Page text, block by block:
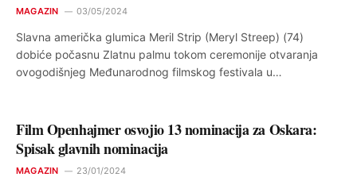
MAGAZIN 03/05/2024
Slavna američka glumica Meril Strip (Meryl Streep) (74)
dobiće počasnu Zlatnu palmu tokom ceremonije otvaranja
ovogodišnjeg Međunarodnog filmskog festivala u…
Film Openhajmer osvojio 13 nominacija za Oskara:
Spisak glavnih nominacija
MAGAZIN 23/01/2024